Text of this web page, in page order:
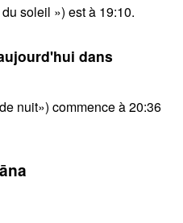
soleil ») est à 19:10.
dans
nuit») commence à 20:36